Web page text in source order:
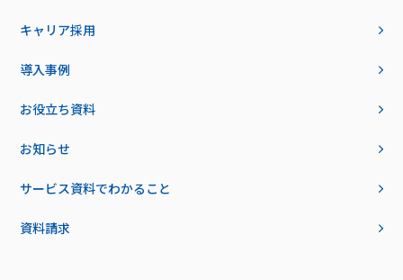
キャリア採用
導入事例
お役立ち資料
お知らせ
サービス資料でわかること
資料請求